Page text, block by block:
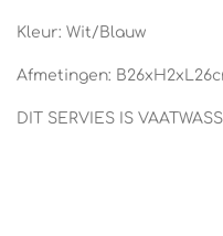
Kleur: Wit/Blauw
Afmetingen:
DIT SERVIES IS